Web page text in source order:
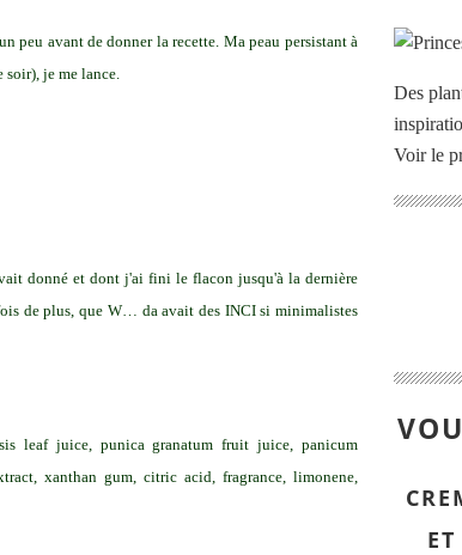
peu avant de donner la recette. Ma peau persistant à
je me lance.
donné et dont j'ai fini le flacon jusqu'à la dernière
de plus, que W… da avait des INCI si minimalistes
leaf juice, punica granatum fruit juice, panicum
xanthan gum, citric acid, fragrance, limonene,
Des
Voir le